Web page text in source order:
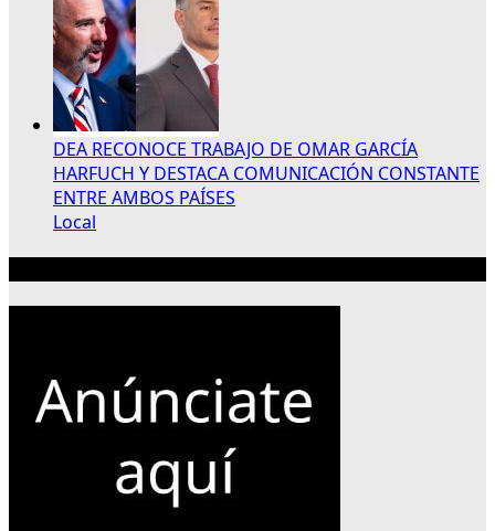
DEA RECONOCE TRABAJO DE OMAR GARCÍA
HARFUCH Y DESTACA COMUNICACIÓN CONSTANTE
ENTRE AMBOS PAÍSES
Local